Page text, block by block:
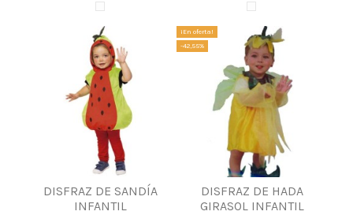
DISFRAZ DE SANDÍA
INFANTIL
¡En oferta!
-42,55%
DISFRAZ DE HADA
GIRASOL INFANTIL